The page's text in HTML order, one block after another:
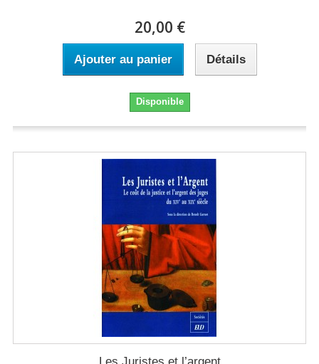
20,00 €
Ajouter au panier Détails
Disponible